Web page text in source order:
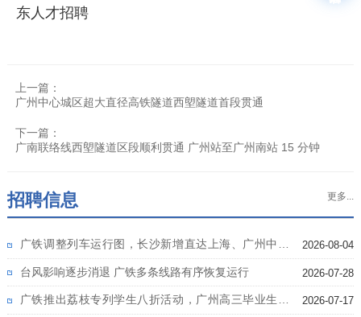
东人才招聘
上一篇：
广州中心城区超大直径高铁隧道西塱隧道首段贯通
下一篇：
广南联络线西塱隧道区段顺利贯通 广州站至广州南站 15 分钟
更多...
招聘信息
广铁调整列车运行图，长沙新增直达上海、广州中心
城区高铁
2026-08-04
台风影响逐步消退 广铁多条线路有序恢复运行 2026-07-28
广铁推出荔枝专列学生八折活动，广州高三毕业生暑 2026-07-17